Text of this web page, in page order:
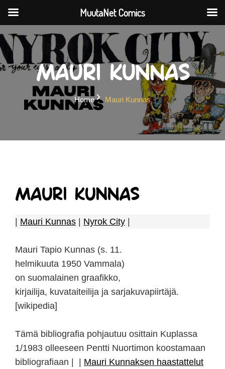
Skip
to
content
Mauri Kunnas
Home Mauri Kunnas
Mauri Kunnas
| Mauri Kunnas | Nyrok City |
Mauri Tapio Kunnas (s. 11.
helmikuuta 1950 Vammala)
on suomalainen graafikko,
kirjailija, kuvataiteilija ja sarjakuvapiirtäjä.
[wikipedia]
Tämä bibliografia pohjautuu osittain Kuplassa
1/1983 olleeseen Pentti Nuortimon koostamaan
bibliografiaan | | Mauri Kunnaksen haastattelut
MuutaNet Comics